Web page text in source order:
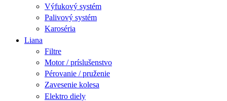
Výfukový systém
Palivový systém
Karoséria
Liana
Filtre
Motor / príslušenstvo
Pérovanie / pruženie
Zavesenie kolesa
Elektro diely